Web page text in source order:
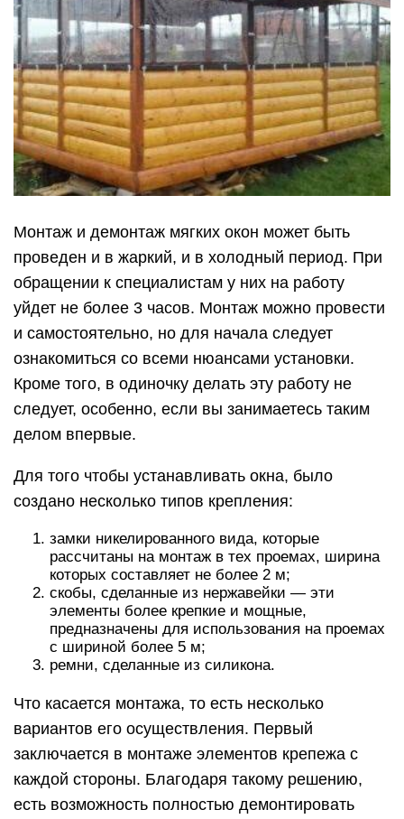
Монтаж и демонтаж мягких окон может быть
проведен и в жаркий, и в холодный период. При
обращении к специалистам у них на работу
уйдет не более 3 часов. Монтаж можно провести
и самостоятельно, но для начала следует
ознакомиться со всеми нюансами установки.
Кроме того, в одиночку делать эту работу не
следует, особенно, если вы занимаетесь таким
делом впервые.
Для того чтобы устанавливать окна, было
создано несколько типов крепления:
замки никелированного вида, которые
рассчитаны на монтаж в тех проемах, ширина
которых составляет не более 2 м;
скобы, сделанные из нержавейки — эти
элементы более крепкие и мощные,
предназначены для использования на проемах
с шириной более 5 м;
ремни, сделанные из силикона.
Что касается монтажа, то есть несколько
вариантов его осуществления. Первый
заключается в монтаже элементов крепежа с
каждой стороны. Благодаря такому решению,
есть возможность полностью демонтировать